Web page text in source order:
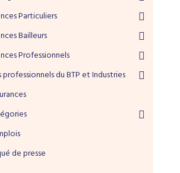
Particuliers
Bailleurs
Professionnels
professionnels du BTP et Industries
de presse